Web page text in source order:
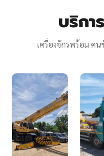
บริกา
เครื่องจักรพร้อม ค